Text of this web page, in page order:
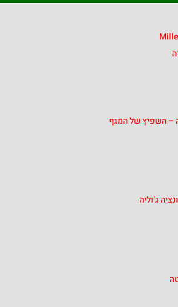
– השפיץ של המגף
ג’וליה